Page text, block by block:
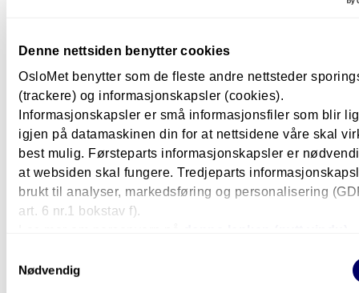
Denne nettsiden benytter cookies
OsloMet benytter som de fleste andre nettsteder
(trackere) og informasjonskapsler (cookies).
Informasjonskapsler er små informasjonsfiler som blir
igjen på datamaskinen din for at nettsidene våre skal
best mulig. Førsteparts informasjonskapsler er
at websiden skal fungere. Tredjeparts
brukt til analyser, markedsføring og personalisering
art. 6 nr.1 bokstav f).
Nødvendig
Les mer om våre